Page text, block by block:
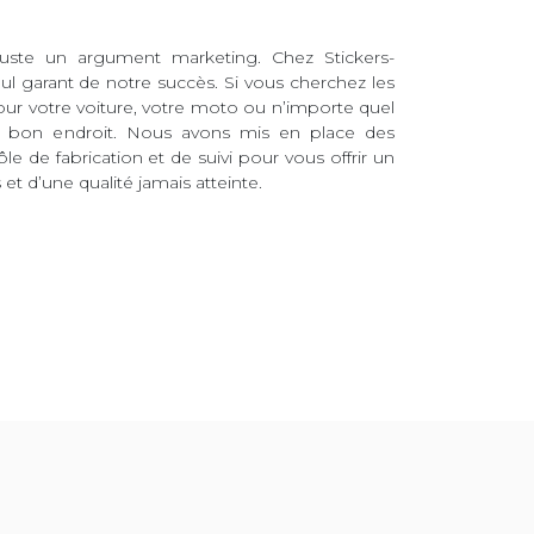
un argument marketing. Chez Stickers-
garant de notre succès. Si vous cherchez les
votre voiture, votre moto ou n’importe quel
bon endroit. Nous avons mis en place des
de fabrication et de suivi pour vous offrir un
d’une qualité jamais atteinte.